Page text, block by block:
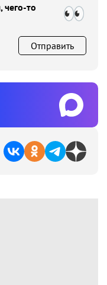
чего-то
Отправить